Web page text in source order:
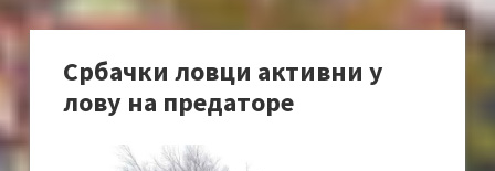
Србачки ловци активни у
лову на предаторе